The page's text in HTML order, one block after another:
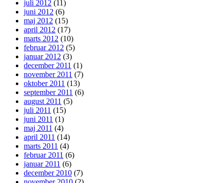
juli 2012 (11)
juni 2012 (6)
maj 2012 (15)
april 2012 (17)
marts 2012 (10)
februar 2012 (5)
januar 2012 (3)
december 2011 (1)
november 2011 (7)
oktober 2011 (13)
september 2011 (6)
august 2011 (5)
juli 2011 (15)
juni 2011 (1)
maj 2011 (4)
april 2011 (14)
marts 2011 (4)
februar 2011 (6)
januar 2011 (6)
december 2010 (7)